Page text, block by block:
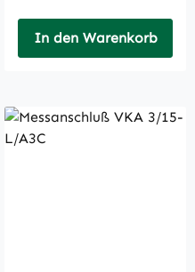
In den Warenkorb